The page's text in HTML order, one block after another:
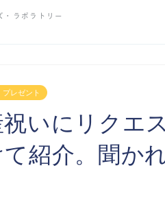
・ラボラトリー
レゼント
祝いにリクエ
紹介。聞か